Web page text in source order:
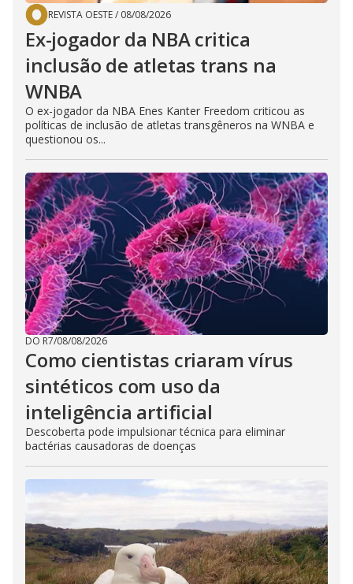
REVISTA OESTE/ 08/08/2026
Ex-jogador da NBA critica
inclusão de atletas trans na
WNBA
O ex-jogador da NBA Enes Kanter Freedom criticou as
políticas de inclusão de atletas transgêneros na WNBA e
questionou os...
DO R7/08/08/2026
Como cientistas criaram vírus
sintéticos com uso da
inteligência artificial
Descoberta pode impulsionar técnica para eliminar
bactérias causadoras de doenças